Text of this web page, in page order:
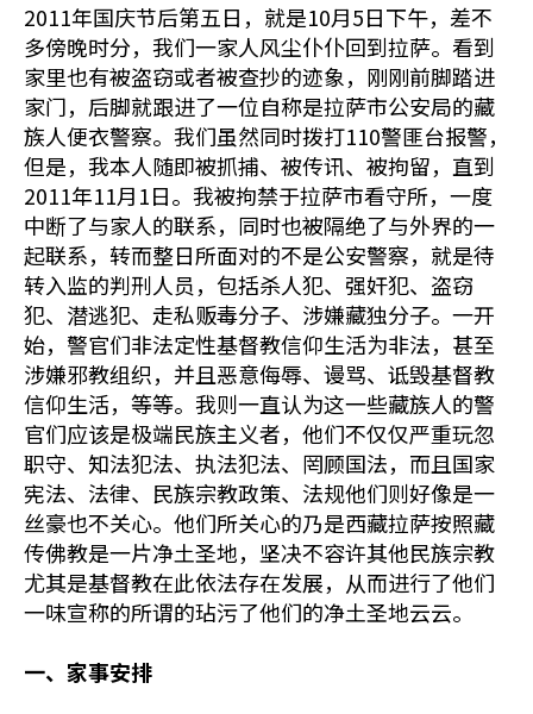
2011年国庆节后第五日，就是10月5日下午，差不
多傍晚时分，我们一家人风尘仆仆回到拉萨。看到
家里也有被盗窃或者被查抄的迹象，刚刚前脚踏进
家门，后脚就跟进了一位自称是拉萨市公安局的藏
族人便衣警察。我们虽然同时拨打110警匪台报警，
但是，我本人随即被抓捕、被传讯、被拘留，直到
2011年11月1日。我被拘禁于拉萨市看守所，一度
中断了与家人的联系，同时也被隔绝了与外界的一
起联系，转而整日所面对的不是公安警察，就是待
转入监的判刑人员，包括杀人犯、强奸犯、盗窃
犯、潜逃犯、走私贩毒分子、涉嫌藏独分子。一开
始，警官们非法定性基督教信仰生活为非法，甚至
涉嫌邪教组织，并且恶意侮辱、谩骂、诋毁基督教
信仰生活，等等。我则一直认为这一些藏族人的警
官们应该是极端民族主义者，他们不仅仅严重玩忽
职守、知法犯法、执法犯法、罔顾国法，而且国家
宪法、法律、民族宗教政策、法规他们则好像是一
丝豪也不关心。他们所关心的乃是西藏拉萨按照藏
传佛教是一片净土圣地，坚决不容许其他民族宗教
尤其是基督教在此依法存在发展，从而进行了他们
一味宣称的所谓的玷污了他们的净土圣地云云。
一、家事安排